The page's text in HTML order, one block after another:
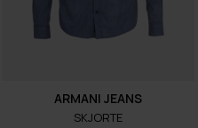
ARMANI JEANS
SKJORTE